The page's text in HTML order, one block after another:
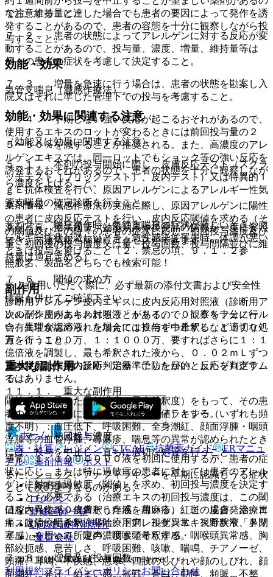
なお、維持量に達した場合でも患者の要因によって発作を誘
発することがあるので、患者の容態を十分に観察しながら投
与すること。
効能・効果
気管支喘息（減感作療法）。
効能・効果に関連する注意
（効能又は効果に関連する注意）
５．１． 本剤の投与開始に際し、皮膚反応テスト（スクラ
ッチテスト（プリックテスト）、皮内テスト）又は特異的Ｉ
ｇＥ抗体検査を行い、原因アレルゲンによるアレルギー性気
管支喘息の確定診断を行うこと。
５．２． 喘息発作時、気管支喘息の症状が激しいときやア
レルギー症状が激しいとき、急性感染症罹患時、体調が悪い
ときは投与を避けること〔２．禁忌の項、９．１．２参
照〕。
副作用
次の副作用があらわれることがあるので、観察を十分に行
い、異常が認められた場合には投与を中止するなど適切な処
置を行うこと。
重大な副作用
１１．１． 重大な副作用
１１．１．１． ショック、アナフィラキシー（いずれも頻
度不明）：血圧低下、呼吸困難、全身潮紅、顔面浮腫・咽頭
浮腫等の血管浮腫、蕁麻疹、喘息等の異常が認められたとき
には、投与を中止し、直ちに適切な処置を行うこと。
また、ショック、アナフィラキシーを早期に認識しうる症状
として次のようなものがある。
口腔内異常感、皮膚そう痒感、蕁麻疹、紅斑・皮膚発赤、胃
痛、腹痛、吐き気、嘔吐、下痢、視覚異常、視野狭窄、鼻閉
塞感、くしゃみ、嗄声、咽喉頭そう痒感・咽喉頭異常感、胸
部絞扼感、息苦しさ、呼吸困難、咳嗽、喘鳴、チアノーゼ、
頭痛、耳鳴、不快感、悪寒、四肢のしびれや顔のしびれ、顔
面潮紅、発汗、めまい感、振戦、蒼白、動悸、頻脈、不整
で注意すること。
７．２． 患者の状態によってアレルゲンに対する反応が変
動することがあるので、投与量、濃度、増量、維持量等は
個々の患者の症状を考慮して決定すること。
７．３． 増量を急速に行う場合は、患者の状態を勘案し入
院又はそれに準じた管理下での投与を考慮すること。
７．４． 予期しない強い反応が起こるおそれがあるので、
使用するエキスのロットが変わるときには前回投与量の２
５〜５０％を減ずることが推奨される。また、高濃度のアレ
ルゲンエキスでは、同一ロットでもショック等の強い反応を
誘発するおそれがあるので、患者の状態を十分に観察しなが
ら濃度を上げること。
７．５． 減感作療法の実施に際し、原因アレルゲンに陽性
の患者に皮内反応テストを行い、皮内反応閾値を求める（そ
の閾値及びその時々の患者の症状に応じ、初回投与濃度及び
量、初回後の投与濃度又は量、投与回数、投与間隔並びに維
持量は適宜定める）。
７．６． 閾値の求め方
診断用アレルゲン皮内エキスに皮内反応用対照液（診断用ア
レルゲン皮内エキス対照液「トリイ」：０．５％フェノール
含有生理食塩溶液）を加えて１０倍ずつ希釈し、１：１０
万、１：１００万、１：１０００万、要すればさらに１：１
億倍液を調製し、最も希釈された液から、０．０２ｍＬずつ
皮内注射し、皮内反応判定基準にしたがい、反応を判定す
る。
陽性反応を呈した最低濃度（最大希釈度）をもって、その患
者のアレルゲンに対する過敏度（閾値）とする。
７．７． 初回投与濃度
通常、１：１００００００液を初回に使用するが、患者の症
状に応じ、または特に過敏症の患者に対しては患者のアレル
ゲンに対する過敏度（閾値）を求め、初回投与濃度を決定す
ることも必要である（治療エキスの初回投与濃度は、この閾
値をさらに１０倍希釈した液を用いる）。この場合、治療エ
キスは治療用希釈液（治療用アレルゲンエキス希釈液「トリ
イ」）を用いて所定の濃度まで希釈する。
７．８． 増量及び投与回数
薬剤情報
薬剤写真、用法用量、効能効果や後発品の情報が一度に参照
でき、関連情報へ簡単にアクセスができます。
一般名、製品名どちらでも検索可能！
※ ご使用いただく際に、必ず最新の添付文書および安全性
情報も併せてご確認下さい。
※本製品は疾病の診断・治療・予防を目的としたプログラム
ではありません。
ホーム
ノート
表・計算
レジメン CTCAE 抗菌薬ガイド
ERマニュ
アル
薬剤情報 ポスト
新規登録
ログイン
監修医師一覧
UpToDate特別割引
運営会社
© 2021 HOKUTO Inc. All rights reserved.
利用規約プライバシーポリシーお問い合わせ